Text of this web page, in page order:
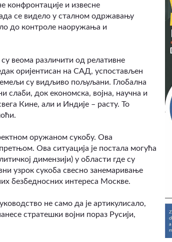
конфронтације и извесне
се видело у сталном одржавању
до контроле наоружања и
веома различити од релативне
оријентисан на САД, успостављен
су видљиво пољуљани. Глобална
слаби, док економска, војна, научна и
Кине, али и Индије – расту. То
оружаном сукобу. Ова
Ова ситуација је постала могућа
димензији) у области где су
узрок сукоба свесно занемаривање
безбедносних интереса Москве.
не само да је артикулисало,
стратешки војни пораз Русији,